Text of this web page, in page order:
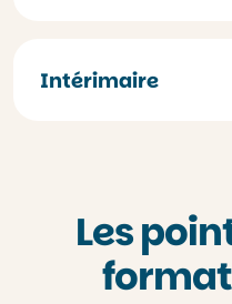
Intérimaire
Les